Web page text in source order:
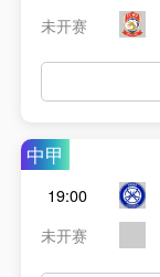
未开赛
中甲
19:00
未开赛